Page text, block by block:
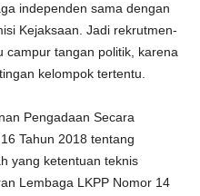
independen sama dengan
Kejaksaan. Jadi rekrutmen-
campur tangan politik, karena
kelompok tertentu.
Pengadaan Secara
Tahun 2018 tentang
yang ketentuan teknis
Lembaga LKPP Nomor 14